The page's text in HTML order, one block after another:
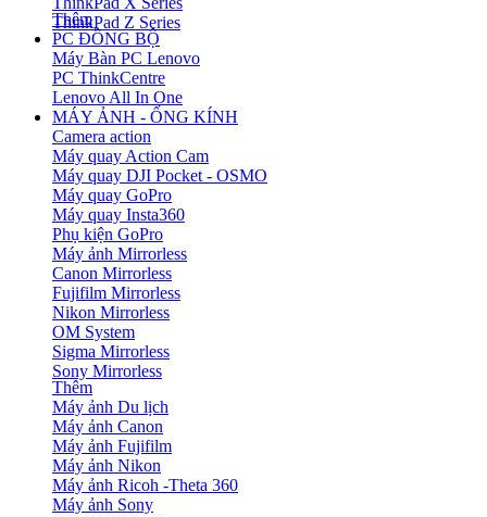
ThinkPad Z Series
Thêm
PC ĐỒNG BỘ
Máy Bàn PC Lenovo
PC ThinkCentre
Lenovo All In One
MÁY ẢNH - ỐNG KÍNH
Camera action
Máy quay Action Cam
Máy quay DJI Pocket - OSMO
Máy quay GoPro
Máy quay Insta360
Phụ kiện GoPro
Máy ảnh Mirrorless
Canon Mirrorless
Fujifilm Mirrorless
Nikon Mirrorless
OM System
Sigma Mirrorless
Sony Mirrorless
Thêm
Máy ảnh Du lịch
Máy ảnh Canon
Máy ảnh Fujifilm
Máy ảnh Nikon
Máy ảnh Ricoh -Theta 360
Máy ảnh Sony